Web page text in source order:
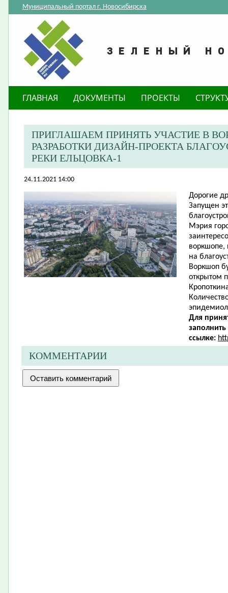
Муниципальный портал г. Новосибирска
ГЛАВНАЯ ДОКУМЕНТЫ ПРОЕКТЫ
ПРИГЛАШАЕМ ПРИНЯТЬ УЧАСТИЕ В
РАЗРАБОТКИ ДИЗАЙН-ПРОЕКТА
РЕКИ ЕЛЬЦОВКА-1
24.11.2021 14:00
Дорогие
Запущен
Мэрия
воркшопе,
на
Воркшоп
открытом
Для
ссылке:
КОММЕНТАРИИ